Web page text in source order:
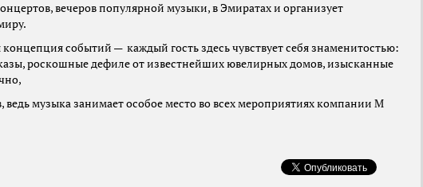
вечеров популярной музыки, в Эмиратах и организует
концепция событий — каждый гость здесь чувствует себя знаменитостью:
роскошные дефиле от известнейших ювелирных домов, изысканные
музыка занимает особое место во всех мероприятиях компании M